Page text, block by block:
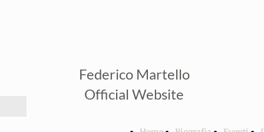
Federico Martello
Official Website